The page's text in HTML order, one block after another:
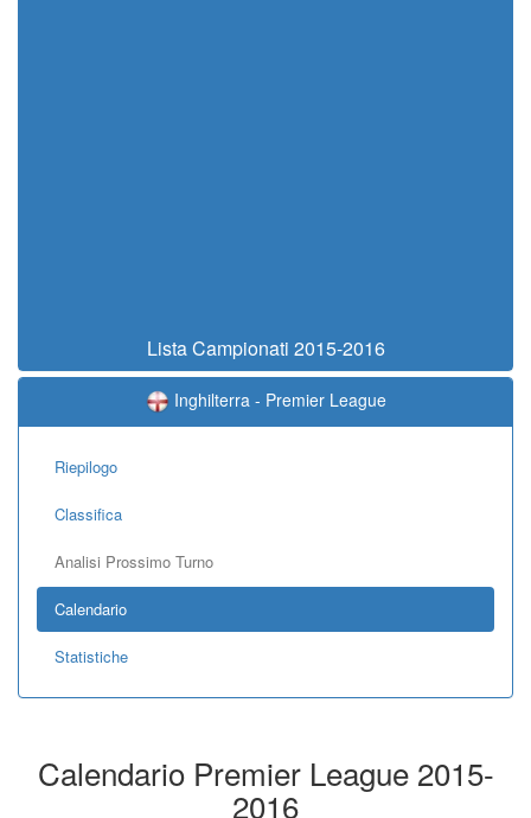
Lista Campionati 2015-2016
Inghilterra - Premier League
Riepilogo
Classifica
Analisi Prossimo Turno
Calendario
Statistiche
Calendario Premier League 2015-
2016